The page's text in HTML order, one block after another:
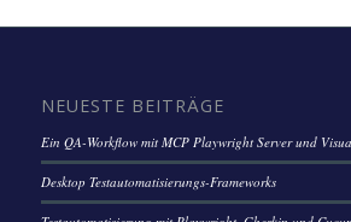
NEUESTE BEITRÄGE
Ein QA-Workflow mit MCP Playwright Server und
Desktop Testautomatisierungs-Frameworks